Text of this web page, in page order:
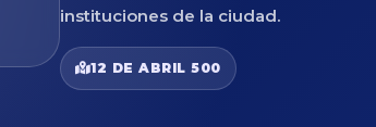
instituciones de la ciudad.
12 DE ABRIL 500